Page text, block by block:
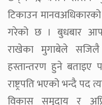
टिकाउन
गरेको छ । बुधबार
राखेका मुगाबेले सजिलै
हस्तान्तरण हुने
राष्ट्रपति भएको भन्दै पद